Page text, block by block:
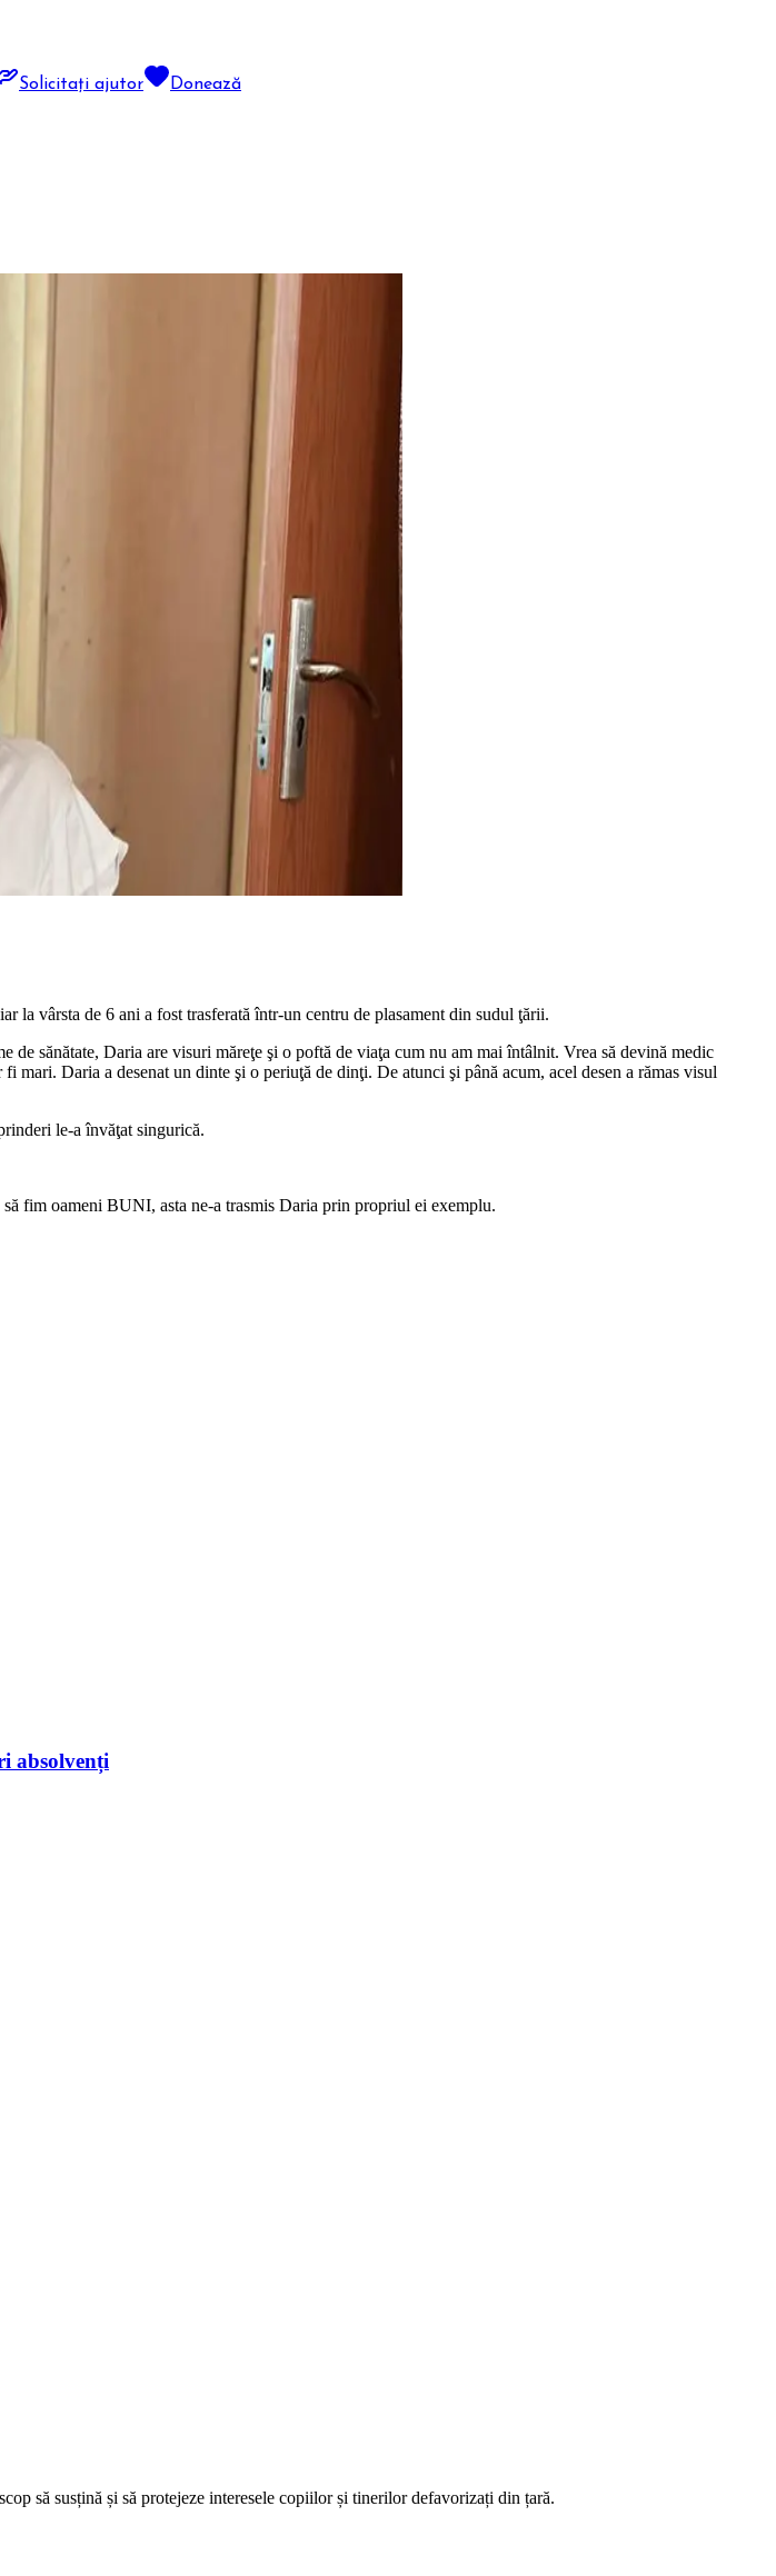
Solicitați ajutor Donează
la vârsta de 6 ani a fost trasferată într-un centru de plasament din sudul ţării.
sănătate, Daria are visuri măreţe şi o poftă de viaţa cum nu am mai întâlnit. Vrea să devină medic
mari. Daria a desenat un dinte şi o periuţă de dinţi. De atunci şi până acum, acel desen a rămas visul
le-a învăţat singurică.
fim oameni BUNI, asta ne-a trasmis Daria prin propriul ei exemplu.
absolvenți
să susțină și să protejeze interesele copiilor și tinerilor defavorizați din țară.